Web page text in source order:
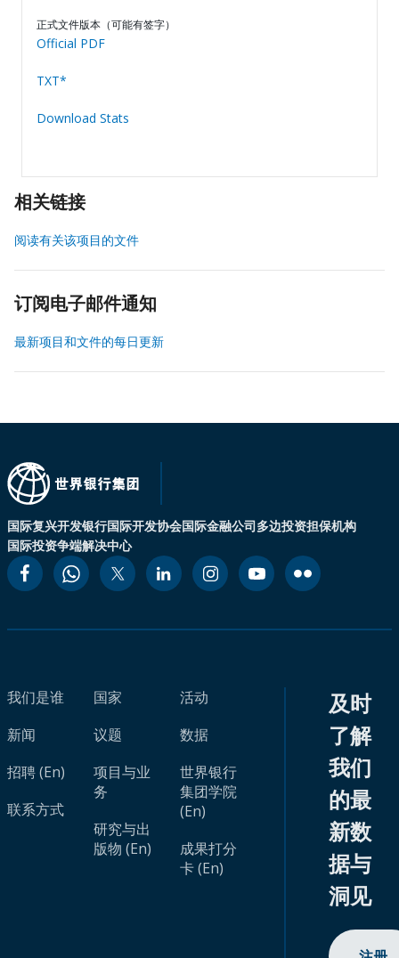
正式文件版本（可能有签字）
Official PDF
TXT*
Download Stats
相关链接
阅读有关该项目的文件
订阅电子邮件通知
最新项目和文件的每日更新
国际复兴开发银行国际开发协会国际金融公司多边投资担保机构
国际投资争端解决中心
我们是谁
新闻
招聘 (En)
联系方式
国家
议题
项目与业
务
研究与出
版物 (En)
活动
数据
世界银行
集团学院
(En)
成果打分
卡 (En)
及时
了解
我们
的最
新数
据与
洞见